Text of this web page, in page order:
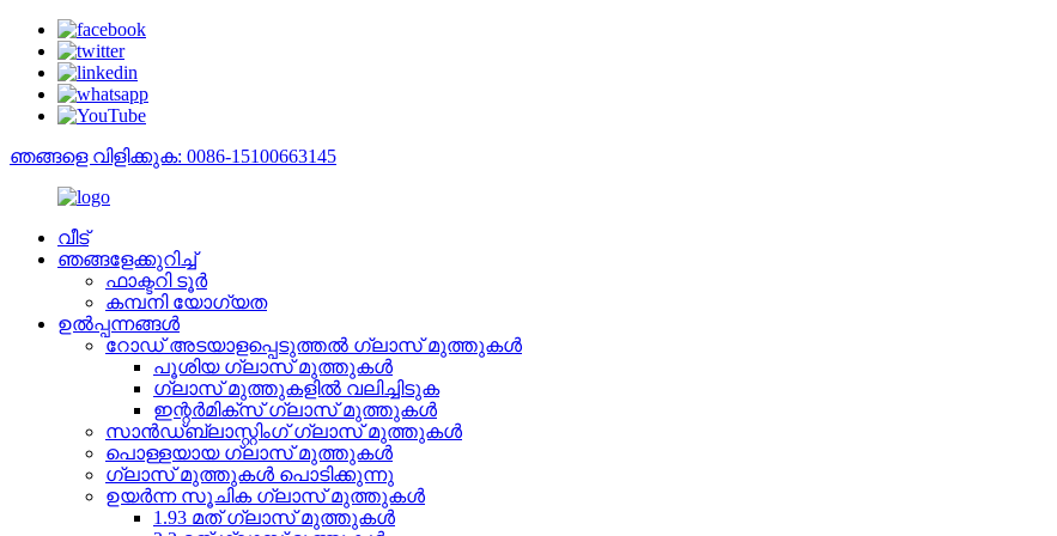
ഞങ്ങളെ വിളിക്കുക: 0086-15100663145
വീട്
ഞങ്ങളേക്കുറിച്ച്
ഫാക്ടറി ടൂർ
കമ്പനി യോഗ്യത
ഉൽപ്പന്നങ്ങൾ
റോഡ് അടയാളപ്പെടുത്തൽ ഗ്ലാസ് മുത്തുകൾ
പൂശിയ ഗ്ലാസ് മുത്തുകൾ
ഗ്ലാസ് മുത്തുകളിൽ വലിച്ചിടുക
ഇന്റർമിക്സ് ഗ്ലാസ് മുത്തുകൾ
സാൻഡ്ബ്ലാസ്റ്റിംഗ് ഗ്ലാസ് മുത്തുകൾ
പൊള്ളയായ ഗ്ലാസ് മുത്തുകൾ
ഗ്ലാസ് മുത്തുകൾ പൊടിക്കുന്നു
ഉയർന്ന സൂചിക ഗ്ലാസ് മുത്തുകൾ
1.93 മത് ഗ്ലാസ് മുത്തുകൾ